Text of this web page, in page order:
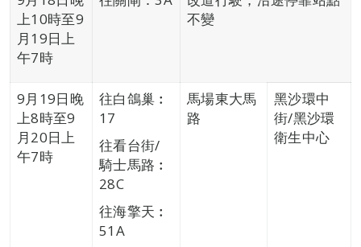
上10時至9
月19日上
午7時
不變
9月19日晚
上8時至9
月20日上
午7時
往白鴿巢︰
17
往看台街/
騎士馬路︰
28C
往海擎天︰
51A
馬場東大馬
路
黑沙環中
街/黑沙環
衛生中心